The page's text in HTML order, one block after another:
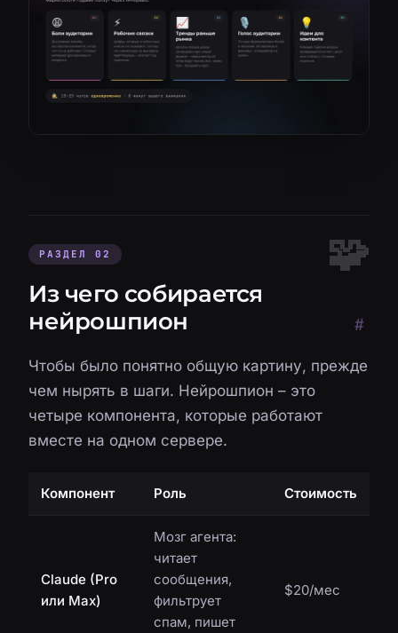
#
РАЗДЕЛ 02
Из чего собирается
нейрошпион
Чтобы было понятно общую картину, прежде
чем нырять в шаги. Нейрошпион – это
четыре компонента, которые работают
вместе на одном сервере.
Компонент Роль Стоимость
Claude (Pro
или Max)
Мозг агента:
читает
сообщения,
фильтрует
спам, пишет
$20/мес